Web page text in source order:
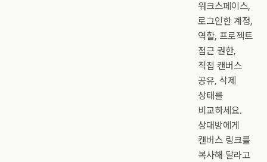
워크스페이스,
로그인한 계정,
역할, 프로젝트
접근 권한,
직접 캔버스
공유, 삭제
상태를
비교하세요.
상대방에게
캔버스 링크를
복사해 달라고